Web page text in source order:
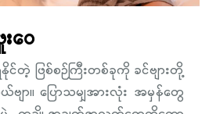
ဝေ
င်တဲ့ ဖြစ်စဉ်ကြီးတစ်ခုကို ခင်ဗျားတို့
ျာ။ ပြောသမျှအားလုံး အမှန်တွေ